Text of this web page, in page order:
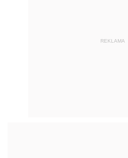
REKLAMA